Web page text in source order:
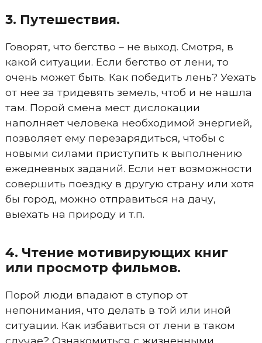
3. Путешествия.
Говорят, что бегство – не выход. Смотря, в
какой ситуации. Если бегство от лени, то
очень может быть. Как победить лень? Уехать
от нее за тридевять земель, чтоб и не нашла
там. Порой смена мест дислокации
наполняет человека необходимой энергией,
позволяет ему перезарядиться, чтобы с
новыми силами приступить к выполнению
ежедневных заданий. Если нет возможности
совершить поездку в другую страну или хотя
бы город, можно отправиться на дачу,
выехать на природу и т.п.
4. Чтение мотивирующих книг
или просмотр фильмов.
Порой люди впадают в ступор от
непонимания, что делать в той или иной
ситуации. Как избавиться от лени в таком
случае? Ознакомиться с жизненными